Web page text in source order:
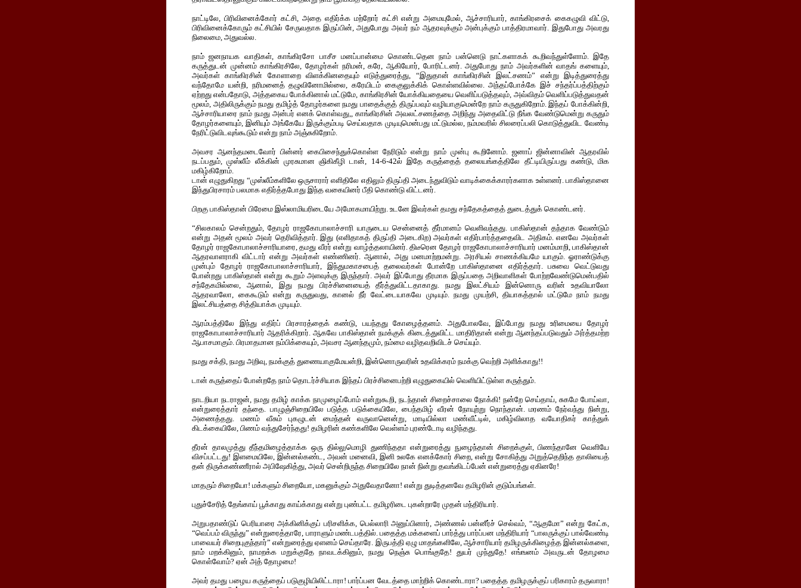
நாட்டிலே, பிரிவினைக்கோர் கட்சி, அதை எதிர்க்க மற்றோர் கட்சி என்று அமையுமேல், ஆச்சாரியார், காங்கிரசைக் கைகழுவி விட்டு,
பிரிவினைக்கோரும் கட்சியில் சேருவதாக இருப்பின், அதுபோது அவர் நம் ஆதரவுக்கும் அன்புக்கும் பாத்திரமாவார். இதுபோது அவரது
நிலைமை, அதுவல்ல.
நாம் ஜனநாயக வாதிகள், காங்கிரசோ பாசீச மனப்பான்மை கொண்டதென நாம் பன்னெடு நாட்களாகக் கூறிவந்துள்ளோம். இதே
கருத்துடன் முன்னம் காங்கிரசிலே, தோழர்கள் நரிமன், கரே, ஆகியோர், போரிட்டனர். அதுபோது நாம் அவர்களின் வாதங் களையும்,
அவர்கள் காங்கிரசின் கோளாறை விளக்கினதையும் எடுத்துரைத்து, “இதுதான் காங்கிரசின் இலட்சணம்” என்று இடித்துரைத்து
வந்தோமே யன்றி, நரிமனைத் தழுவினோமில்லை, கரேயிடம் கைகுலுக்கிக் கொள்ளவில்லை. அந்தப்போக்கே இச் சந்தர்ப்பத்திற்கும்
ஏற்றது என்பதோடு, அத்தகைய போக்கினால் மட்டுமே, காங்கிரசின் யோக்கியதையை வெளிப்படுத்தவும், அவ்விதம் வெளிப்படுத்துவதன்
மூலம், அதிலிருக்கும் நமது தமிழ்த் தோழர்களை நமது பாதைக்குத் திருப்பவும் வழியாகுமென்றே நாம் கருதுகிறோம். இந்தப் போக்கின்றி,
ஆச்சாரியாரை நாம் நமது அன்பர் எனக் கொள்வது,, காங்கிரசின் அவலட்சணத்தை அறிந்து அதைவிட்டு நீங்க வேண்டுமென்று கருதும்
தோழர்களையும், இனியும் அங்கேயே இருக்கும்படி செய்வதாக முடியுமென்பது மட்டுமல்ல, நம்மவரில் சிலரைப்பலி கொடுத்துவிட வேண்டி
நேரிட்டுவிடவுங்கூடும் என்று நாம் அஞ்சுகிறோம்.
அவசர ஆனந்தமடைவோர் பின்னர் கைபிசைந்துக்கொள்ள நேரிடும் என்று நாம் முன்பு கூறினோம். ஜனாப் ஜின்னாவின் ஆதரவில்
நடப்பதும், முஸ்லீம் லீக்கின் முரசுமான ஞிகிகீழி டான், 14-6-42ல் இதே கருத்தைத் தலையங்கத்திலே தீட்டியிருப்பது கண்டு, மிக
மகிழ்கிறோம்.
டான் எழுதுகிறது “முஸ்லீம்களிலே ஒருசாரார் எளிதிலே எதிலும் திருப்தி அடைந்துவிடும் வாடிக்கைக்காரர்களாக உள்ளனர். பாகிஸ்தானை
இந்துபிரசாரம் பலமாக எதிர்த்தபோது இந்த வகையினர் பீதி கொண்டு விட்டனர்.
பிறகு பாகிஸ்தான் பிரேமை இஸ்லாமியரிடையே அமோகமாயிற்று. உடனே இவர்கள் தமது சந்தேகத்தைத் துடைத்துக் கொண்டனர்.
“சிலகாலம் சென்றதும், தோழர் ராஜகோபாலாச்சாரி யாருடைய சென்னைத் தீர்மானம் வெளிவந்தது. பாகிஸ்தான் தந்தாக வேண்டும்
என்று அதன் மூலம் அவர் தெரிவித்தார். இது (எளிதாகத் திருப்தி அடைகிற) அவர்கள் எதிர்பார்த்ததைவிட அதிகம். எனவே அவர்கள்
தோழர் ராஜகோபாலாச்சாரியாரை, தமது வீரர் என்று வாழ்த்தலாயினர். திடீரென தோழர் ராஜகோபாலாச்சாரியார் மனம்மாறி, பாகிஸ்தான்
ஆதரவாளராகி விட்டார் என்று அவர்கள் எண்ணினர். ஆனால், அது மனமாற்றமன்று. அரசியல் சாணக்கியமே யாகும். ஓராண்டுக்கு
முன்பும் தோழர் ராஜகோபாலாச்சாரியார், இந்துமகாசபைத் தலைவர்கள் போன்றே பாகிஸ்தானை எதிர்த்தார். பசுவை வெட்டுவது
போன்றது பாகிஸ்தான் என்று கூறும் அளவுக்கு இருந்தார். அவர் இப்போது தீரமாக இருப்பதை அறிவாளிகள் போற்றவேண்டுமென்பதில்
சந்தேகமில்லை, ஆனால், இது நமது பிரச்சினையைத் தீர்த்துவிட்டதாகாது. நமது இலட்சியம் இன்னொரு வரின் உதவியாலோ
ஆதரவாலோ, கைகூடும் என்று கருதுவது, கானல் நீர் வேட்டையாகவே முடியும். நமது முயற்சி, தியாகத்தால் மட்டுமே நாம் நமது
இலட்சியத்தை சித்தியாக்க முடியும்.
ஆரம்பத்திலே இந்து எதிர்ப் பிரசாரத்தைக் கண்டு, பயந்தது கோழைத்தனம். அதுபோலவே, இப்போது நமது உரிமையை தோழர்
ராஜகோபாலாச்சாரியார் ஆதரிக்கிறார். ஆகவே பாகிஸ்தான் நமக்குக் கிடைத்துவிட்ட மாதிரிதான் என்று ஆனந்தப்படுவதும் அர்த்தமற்ற
ஆபாசமாகும். பிரமாதமான நம்பிக்கையும், அவசர ஆனந்தமும், நம்மை வழிதவறிவிடச் செய்யும்.
நமது சக்தி, நமது அறிவு, நமக்குத் துணையாகுமேயன்றி, இன்னொருவரின் உதவிக்கரம் நமக்கு வெற்றி அளிக்காது!!
டான் கருத்தைப் போன்றதே நாம் தொடர்ச்சியாக இந்தப் பிரச்சினைபற்றி எழுதுகையில் வெளியிட்டுள்ள கருத்தும்.
நாடறியா நடராஜன், நமது தமிழ் காக்க நாமுழைப்போம் என்றுகூறி, நடந்தான் சிறைச்சாலை நோக்கி! நன்றே செய்தாய், சுகமே போய்வா,
என்றுரைத்தார் தந்தை. பாழுஞ்சிறையிலே படுத்த படுக்கையிலே, பைந்தமிழ் வீரன் நோயுற்று நொந்தான். மரணம் நேர்வந்து நின்று,
அணைத்தது. மணம் வீசும் புகழுடன் மைந்தன் வருவானென்று, மாடியில்லா மண்வீட்டில், மகிழ்விலாத வயோதிகர் காத்துக்
கிடக்கையிலே, பிணம் வந்துசேர்ந்தது! தமிழரின் கண்களிலே வெள்ளம் புரண்டோடி வழிந்தது.
தீரன் தாலமுத்து தீந்தமிழைத்தாக்க ஒரு தில்லுமொழி துணிந்ததா என்றுரைத்து நுழைந்தான் சிறைக்குள், பிணந்தானே வெளியே
விசப்பட்டது! இளமையிலே, இன்னல்கண்ட, அவன் மனைவி, இனி உலகே எனக்கோர் சிறை, என்று சோகித்து அறுத்தெறிந்த தாலியைத்
தன் திருக்கண்ணீரால் அபிஷேகித்து, அவர் சென்றிருந்த சிறையிலே நான் நின்று தவங்கிடப்பேன் என்றுரைத்து ஏகினரே!
மாதரும் சிறையோ! மக்களும் சிறையோ, மகனுக்கும் அதுவேதானோ! என்று துடித்தனவே தமிழரின் குடும்பங்கள்.
புதுச்சேரித் தேங்காய் பூக்காது காய்க்காது என்று புண்பட்ட தமிழரிடை புகன்றாரே முதன் மந்திரியார்.
அறுபதாண்டுப் பெரியாரை அக்கினிக்குப் பரிசளிக்க, பெல்லாரி அனுப்பினார், அண்ணல் பன்னீர்ச் செல்வம், “ஆகுமோ” என்று கேட்க,
“வெப்பம் விருந்து” என்றுரைத்தாரே, பாராளும் மண்டபத்தில். பதைத்த மக்களைப் பார்த்து பார்ப்பன மந்திரியார் “பாலருக்குப் பால்வேண்டி
பாவையர் சிறைபுகுந்தார்” என்றுரைத்து ஏளனம் செய்தாரே. இருபத்தி ஏழு மாதங்களிலே, ஆச்சாரியார் தமிழருக்கிழைத்த இன்னல்களை,
நாம் மறக்கினும், நாமறக்க மறுக்குதே நாவடக்கினும், நமது நெஞ்சு பொங்குதே! துயர் முந்துதே! எங்ஙனம் அவருடன் தோழமை
கொள்வோம்? ஏன் அத் தோழமை!
அவர் தமது பழைய கருத்தைப் படுகுழியிலிட்டாரா! பார்ப்பன வேடத்தை மாற்றிக் கொண்டாரா? பதைத்த தமிழருக்குப் பரிகாரம் தருவாரா!